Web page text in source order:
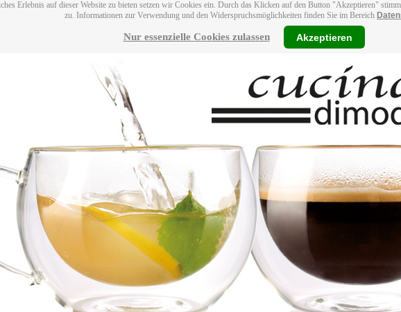
Erlebnis auf dieser Website zu bieten setzen wir Cookies ein. Durch das Klicken auf den Button "Akzeptieren"
zu. Informationen zur Verwendung und den Widerspruchsmöglichkeiten finden Sie im Bereich
Nur essenzielle Cookies zulassen Akzeptieren